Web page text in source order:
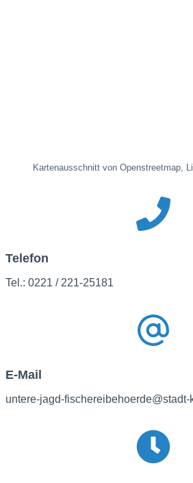
Kartenausschnitt von Openstreetmap,
Telefon
Tel.: 0221 / 221-25181
E-Mail
untere-jagd-fischereibehoerde@stadt-